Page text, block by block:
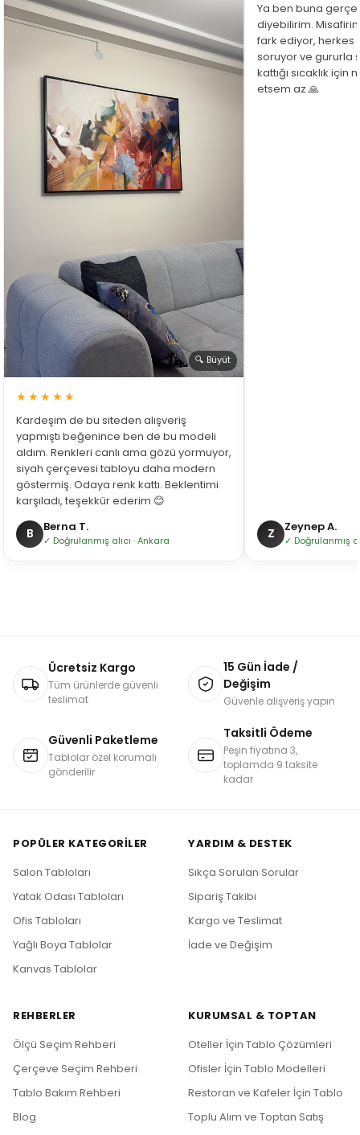
🔍 Büyüt
★★★★★
Kardeşim de bu siteden alışveriş
yapmıştı beğenince ben de bu modeli
aldım. Renkleri canlı ama gözü yormuyor,
siyah çerçevesi tabloyu daha modern
göstermiş. Odaya renk kattı. Beklentimi
karşıladı, teşekkür ederim 😊
B Berna T.
✓ Doğrulanmış alıcı · Ankara
Ya ben buna
diyebilirim.
fark ediyor, herkes
soruyor ve gururla
kattığı sıcaklık
etsem az 🙏
Z Zeynep A.
✓ Doğrulanmış
Ücretsiz Kargo
Tüm ürünlerde güvenli
teslimat
15 Gün İade /
Değişim
Güvenle alışveriş yapın
Güvenli Paketleme
Tablolar özel korumalı
gönderilir
Taksitli Ödeme
Peşin fiyatına 3,
toplamda 9 taksite
kadar
POPÜLER KATEGORILER
Salon Tabloları
Yatak Odası Tabloları
Ofis Tabloları
Yağlı Boya Tablolar
Kanvas Tablolar
YARDIM & DESTEK
Sıkça Sorulan Sorular
Sipariş Takibi
Kargo ve Teslimat
İade ve Değişim
REHBERLER
Ölçü Seçim Rehberi
Çerçeve Seçim Rehberi
Tablo Bakım Rehberi
Blog
KURUMSAL & TOPTAN
Oteller İçin Tablo Çözümleri
Ofisler İçin Tablo Modelleri
Restoran ve Kafeler İçin Tablo
Toplu Alım ve Toptan Satış